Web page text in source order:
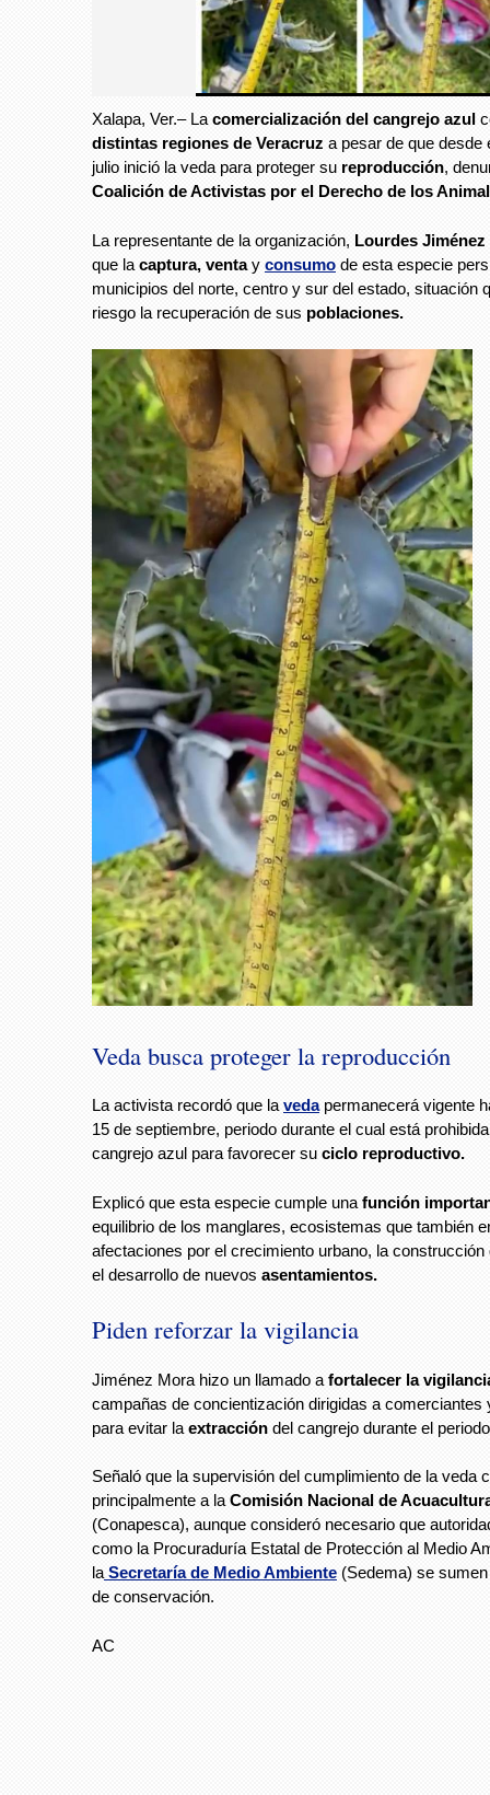
Comercializan cangrejo azul pese a
Xalapa, Ver.– La comercialización del cangrejo azul
distintas regiones de Veracruz a pesar de que desde
julio inició la veda para proteger su reproducción,
Coalición de Activistas por el Derecho de los
La representante de la organización, Lourdes Jiménez
que la captura, ventay consumo de esta especie
municipios del norte, centro y sur del estado, situación
riesgo la recuperación de sus poblaciones.
Veda busca proteger la reproducción
La activista recordó que la vedapermanecerá vigente
15 de septiembre, periodo durante el cual está
cangrejo azul para favorecer su ciclo reproductivo.
Explicó que esta especie cumple una función
equilibrio de los manglares, ecosistemas que también
afectaciones por el crecimiento urbano, la
el desarrollo de nuevos asentamientos.
Piden reforzar la vigilancia
Jiménez Mora hizo un llamado a fortalecer la
campañas de concientización dirigidas a comerciantes
para evitar la extracción del cangrejo durante el
Señaló que la supervisión del cumplimiento de la veda
principalmente a la Comisión Nacional de
(Conapesca), aunque consideró necesario que
como la Procuraduría Estatal de Protección al Medio
la Secretaría de Medio Ambiente (Sedema) se
de conservación.
AC